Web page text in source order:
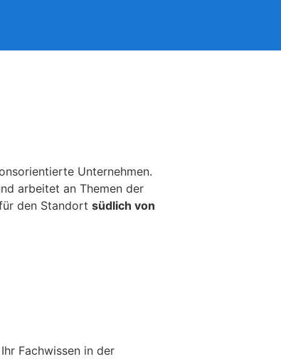
Unternehmen.
arbeitet an Themen der
den Standort südlich von
Fachwissen in der